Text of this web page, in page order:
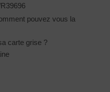
pouvez vous la
carte grise ?